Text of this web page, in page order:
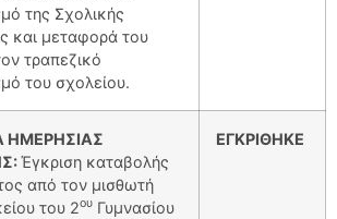
της Σχολικής
και μεταφορά του
τραπεζικό
του σχολείου.
ΗΜΕΡΗΣΙΑΣ
Έγκριση καταβολής
από τον μισθωτή
του 2ου Γυμνασίου
ΕΓΚΡΙΘΗΚΕ